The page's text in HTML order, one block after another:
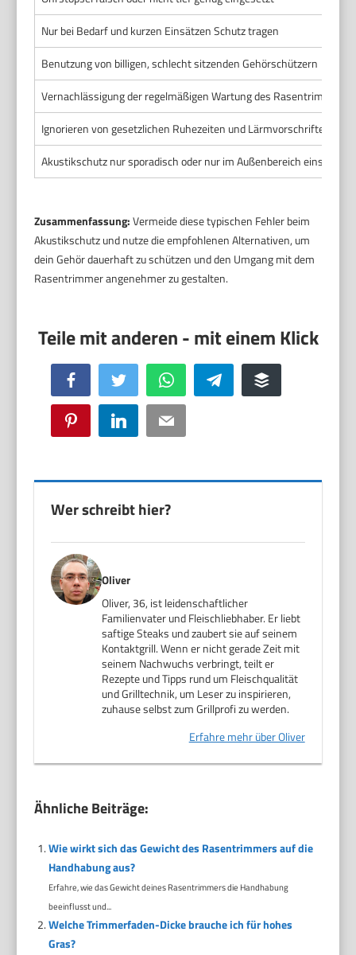
Nur bei Bedarf und kurzen Einsätzen Schutz tragen
Benutzung von billigen, schlecht sitzenden Gehörschützern
Vernachlässigung der regelmäßigen Wartung des Rasentrimmers
Ignorieren von gesetzlichen Ruhezeiten und Lärmvorschriften
Akustikschutz nur sporadisch oder nur im Außenbereich einsetzen
Zusammenfassung:Vermeide diese typischen Fehler beim
Akustikschutz und nutze die empfohlenen Alternativen, um
dein Gehör dauerhaft zu schützen und den Umgang mit dem
Rasentrimmer angenehmer zu gestalten.
Facebook Twitter WhatsApp Telegram Buffer
Pinterest LinkedIn Email
Wer schreibt hier?
Oliver
Oliver, 36, ist leidenschaftlicher
Familienvater und Fleischliebhaber. Er liebt
saftige Steaks und zaubert sie auf seinem
Kontaktgrill. Wenn er nicht gerade Zeit mit
seinem Nachwuchs verbringt, teilt er
Rezepte und Tipps rund um Fleischqualität
und Grilltechnik, um Leser zu inspirieren,
zuhause selbst zum Grillprofi zu werden.
Erfahre mehr über Oliver
Ähnliche Beiträge:
Wie wirkt sich das Gewicht des Rasentrimmers auf die
Handhabung aus?
Erfahre, wie das Gewicht deines Rasentrimmers die Handhabung
beeinflusst und...
Welche Trimmerfaden-Dicke brauche ich für hohes
Gras?